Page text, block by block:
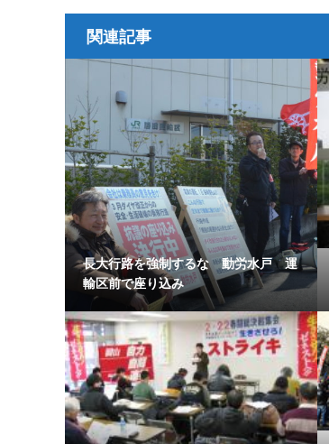
関連記事
長大行路を強制するな 動労水戸 運
輸区前で座り込み